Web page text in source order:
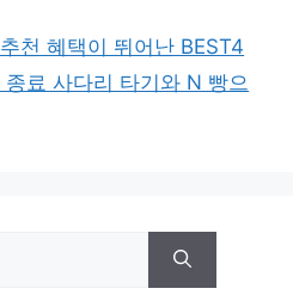
천 혜택이 뛰어난 BEST4
료 사다리 타기와 N 빵으